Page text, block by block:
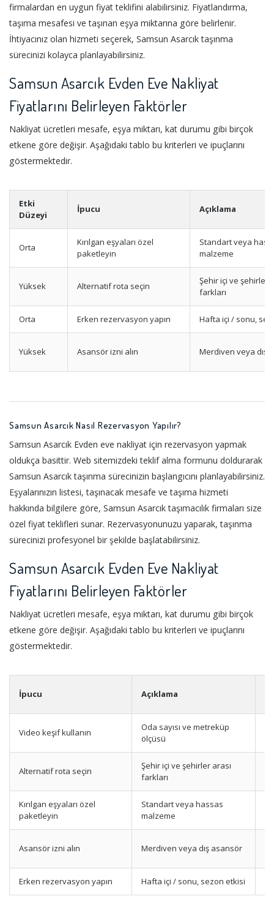
firmalardan en uygun fiyat teklifini alabilirsiniz. Fiyatlandırma,
taşıma mesafesi ve taşınan eşya miktarına göre belirlenir.
İhtiyacınız olan hizmeti seçerek, Samsun Asarcık taşınma
sürecinizi kolayca planlayabilirsiniz.
Samsun Asarcık Evden Eve Nakliyat
Fiyatlarını Belirleyen Faktörler
Nakliyat ücretleri mesafe, eşya miktarı, kat durumu gibi birçok
etkene göre değişir. Aşağıdaki tablo bu kriterleri ve ipuçlarını
göstermektedir.
Etki
Düzeyi
İpucu Açıklama
Orta
Kırılgan eşyaları özel
paketleyin
Standart veya
malzeme
Yüksek Alternatif rota seçin
Şehir içi ve şehirler
farkları
Orta Erken rezervasyon yapın Hafta içi / sonu,
Yüksek Asansör izni alın Merdiven veya dış
Samsun Asarcık Nasıl Rezervasyon Yapılır?
Samsun Asarcık Evden eve nakliyat için rezervasyon yapmak
oldukça basittir. Web sitemizdeki teklif alma formunu doldurarak
Samsun Asarcık taşınma sürecinizin başlangıcını planlayabilirsiniz.
Eşyalarınızın listesi, taşınacak mesafe ve taşıma hizmeti
hakkında bilgilere göre, Samsun Asarcık taşımacılık firmaları size
özel fiyat teklifleri sunar. Rezervasyonunuzu yaparak, taşınma
sürecinizi profesyonel bir şekilde başlatabilirsiniz.
Samsun Asarcık Evden Eve Nakliyat
Fiyatlarını Belirleyen Faktörler
Nakliyat ücretleri mesafe, eşya miktarı, kat durumu gibi birçok
etkene göre değişir. Aşağıdaki tablo bu kriterleri ve ipuçlarını
göstermektedir.
İpucu Açıklama
Video keşif kullanın
Oda sayısı ve metreküp
ölçüsü
Alternatif rota seçin
Şehir içi ve şehirler arası
farkları
Kırılgan eşyaları özel
paketleyin
Standart veya hassas
malzeme
Asansör izni alın Merdiven veya dış asansör
Erken rezervasyon yapın Hafta içi / sonu, sezon etkisi